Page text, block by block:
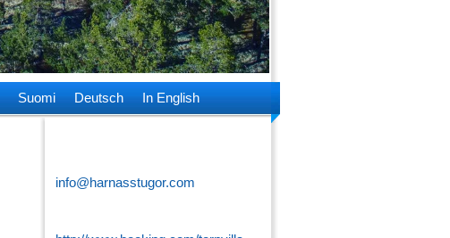
Suomi Deutsch In English
info@harnasstugor.com